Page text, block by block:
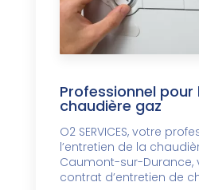
Professionnel
chaudière gaz
O2 SERVICES, votre
l’entretien de la
Caumont-sur-Durance,
contrat d’entretien de